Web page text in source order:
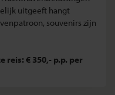
uitgeeft hangt
souvenirs zijn
reis: € 350,- p.p. per